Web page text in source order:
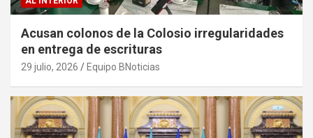
Acusan colonos de la Colosio irregularidades
en entrega de escrituras
29 julio, 2026 Equipo BNoticias